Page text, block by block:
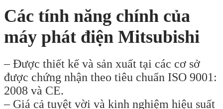
Các tính năng chính của
máy phát điện Mitsubishi
– Được thiết kế và sản xuất tại các cơ sở
được chứng nhận theo tiêu chuẩn ISO 9001:
2008 và CE.
– Giá cả tuyệt vời và kinh nghiệm hiệu suất